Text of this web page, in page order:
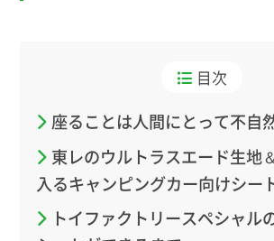
目次
座ることは人間にとって不自
東レのウルトラスエード生地
入るキャンピングカー向けシー
トイファクトリースペシャル